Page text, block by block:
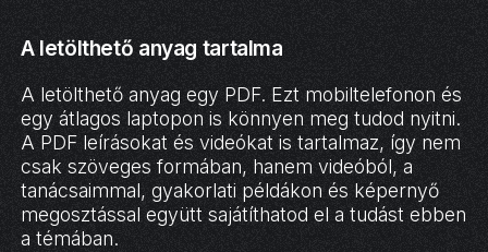
A letölthető anyag tartalma
A letölthető anyag egy PDF. Ezt mobiltelefonon és
egy átlagos laptopon is könnyen meg tudod nyitni.
A PDF leírásokat és videókat is tartalmaz, így nem
csak szöveges formában, hanem videóból, a
tanácsaimmal, gyakorlati példákon és képernyő
megosztással együtt sajátíthatod el a tudást ebben
a témában.